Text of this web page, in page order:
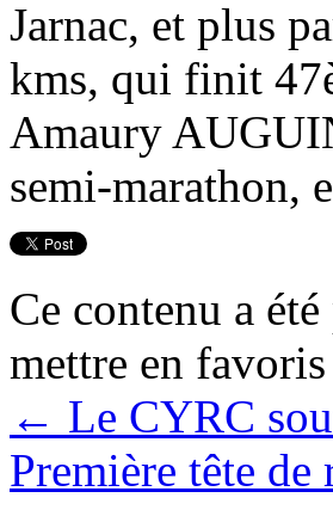
Jarnac, et plus
kms, qui finit
Amaury
semi-marathon,
Ce contenu a
mettre en favoris
← Le CYRC
Première tête